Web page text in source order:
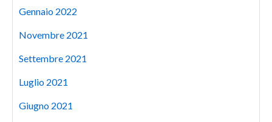
Gennaio 2022
Novembre 2021
Settembre 2021
Luglio 2021
Giugno 2021